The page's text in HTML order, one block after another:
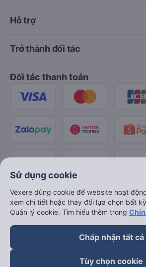
Hỗ trợ
Trở thành đối tác
Đối tác thanh toán
Sử dụng cookie
Vexere dùng cookie để website hoạt
xem chi tiết hoặc thay đổi lựa chọn bất
Quản lý cookie. Tìm hiểu thêm trong
Chấp nhận tất cả
Tùy chọn cookie